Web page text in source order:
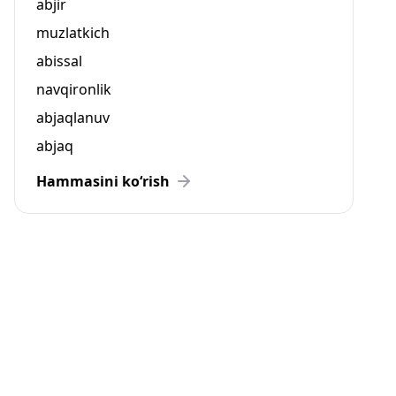
abjir
muzlatkich
abissal
navqironlik
abjaqlanuv
abjaq
Hammasini ko‘rish